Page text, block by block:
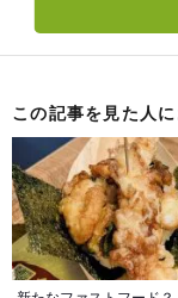
この記事を見た人